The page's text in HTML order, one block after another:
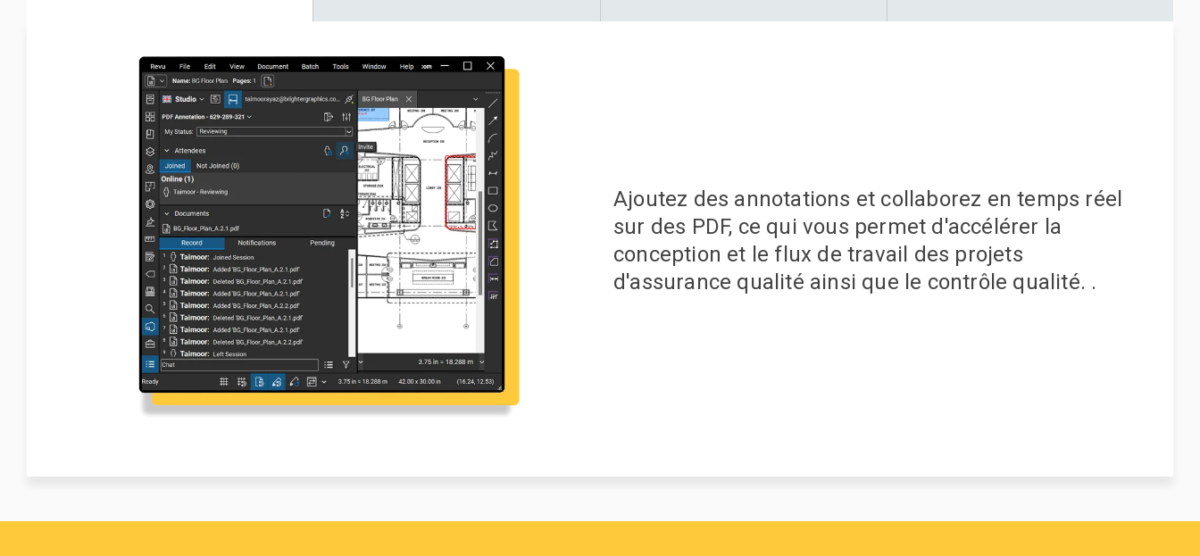
Ajoutez des annotations et collaborez en temps réel
sur des PDF, ce qui vous permet d'accélérer la
conception et le flux de travail des projets
d'assurance qualité ainsi que le contrôle qualité. .